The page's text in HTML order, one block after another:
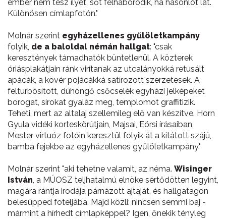
ember nem tesz ilyet, sőt felháborodik, ha hasonlót lát.
Különösen címlapfotón."
Molnár szerint egyházellenes gyűlöletkampány
folyik, de a baloldal némán hallgat: "csak
keresztények támadhatók büntetlenül. A közterek
óriásplakátjain ránk virítanak az utcalányokká retusált
apácák, a kövér pojácákká satírozott szerzetesek. A
felturbósított, dühöngő csőcselék egyházi jelképeket
borogat, sírokat gyaláz meg, templomot graffitizik.
Teheti, mert az altalaj szellemileg elő van készítve. Horn
Gyula vidéki korteskörútjain, Majsai, Eörsi írásaiban,
Mester virtuóz fotóin keresztül folyik át a kitátott szájú,
bamba fejekbe az egyházellenes gyűlöletkampány."
Molnár szerint "aki tehetne valamit, az néma. Wisinger
István, a MÚOSZ teljhatalmú elnöke sértődötten legyint,
magára rántja irodája párnázott ajtaját, és hallgatagon
belesüpped foteljába. Majd közli: nincsen semmi baj -
mármint a hírhedt címlapképpel? Igen, őnekik tényleg